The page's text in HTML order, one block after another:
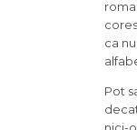
ca
Pot
nici-